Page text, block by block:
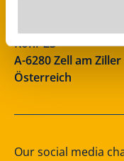
Rohr 23
A-6280 Zell am Ziller
Österreich
Our social media